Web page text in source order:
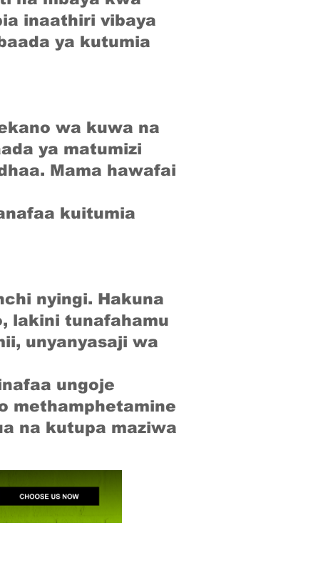
inaathiri vibaya
ya kutumia
wa kuwa na
ya matumizi
Mama hawafai
kuitumia
nyingi. Hakuna
lakini tunafahamu
unyanyasaji wa
ungoje
methamphetamine
na kutupa maziwa